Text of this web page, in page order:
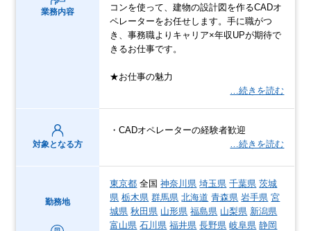
業務内容
コンを使って、建物の設計図を作るCADオ
ペレーターをお任せします。手に職がつ
き、事務職よりキャリア×年収UPが期待で
きるお仕事です。
★お仕事の魅力
…続きを読む
対象となる方
・CADオペレーターの経験者歓迎
…続きを読む
勤務地
東京都 全国神奈川県 埼玉県 千葉県 茨城
県 栃木県 群馬県 北海道 青森県 岩手県 宮
城県 秋田県 山形県 福島県 山梨県 新潟県
富山県 石川県 福井県 長野県 岐阜県 静岡